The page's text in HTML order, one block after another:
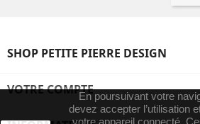
SHOP PETITE PIERRE DESIGN
VOTRE COMPTEEn poursuivant votre
devez accepter l’utilisation
votre appareil connecté.